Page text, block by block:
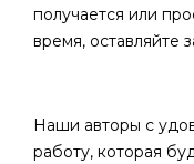
получается или
время, оставляйте
Наши авторы с
работу, которая